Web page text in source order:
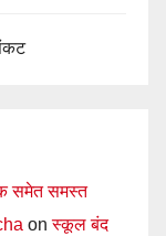
समेत समस्त
onस्कूल बंद